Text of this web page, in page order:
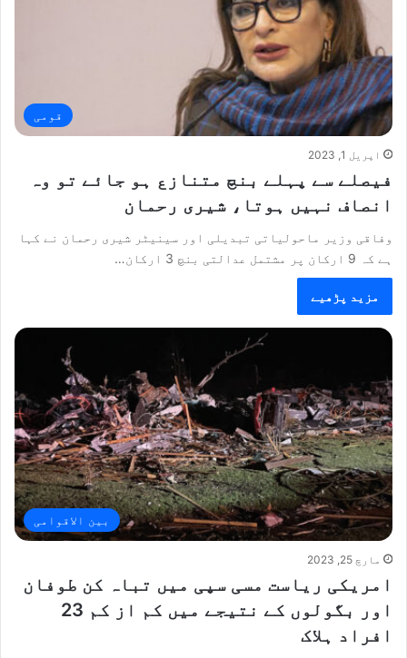
قومی
اپریل 1, 2023
فیصلے سے پہلے بنچ متنازع ہو جائے تو وہ
انصاف نہیں ہوتا، شیری رحمان
وفاقی وزیر ماحولیاتی تبدیلی اور سینیٹر شیری رحمان نے کہا
ہے کہ 9 ارکان پر مشتمل عدالتی بنچ 3 ارکان…
مزید پڑھیے
بین الاقوامی
مارچ 25, 2023
امریکی ریاست مسی سپی میں تباہ کن طوفان
اور بگولوں کے نتیجے میں کم از کم 23
افراد ہلاک